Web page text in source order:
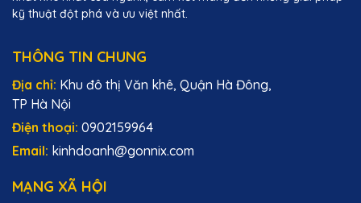
kỹ thuật đột phá và ưu việt nhất.
THÔNG TIN CHUNG
Địa chỉ: Khu đô thị Văn khê, Quận Hà Đông,
TP Hà Nội
Điện thoại: 0902159964
Email: kinhdoanh@gonnix.com
MẠNG XÃ HỘI